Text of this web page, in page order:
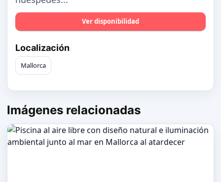
Ver disponibilidad
Localización
Mallorca
Imágenes relacionadas